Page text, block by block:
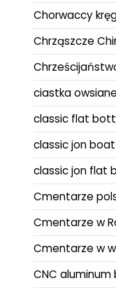
Chorwaccy
Chrząszcze
ciastka
classic flat
classic jon
classic jon flat
Cmentarze
Cmentarze w
Cmentarze w
CNC